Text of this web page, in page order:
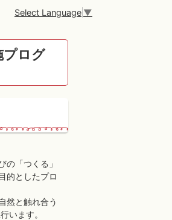
Select Language ▼
プログ
の「つくる」
的としたプロ
然と触れ合う
います。